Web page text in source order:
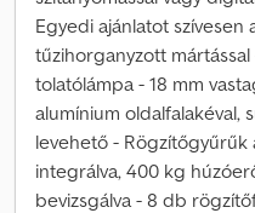
Egyedi ajánlatot szívesen
tűzihorganyzott
tolatólámpa - 18 mm
alumínium oldalfalakéval,
levehető -
integrálva, 400 kg
bevizsgálva - 8 db